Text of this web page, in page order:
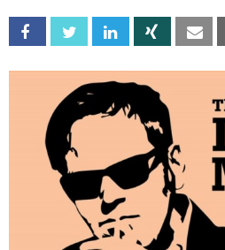
Facebook Twitter Linkedin Xing